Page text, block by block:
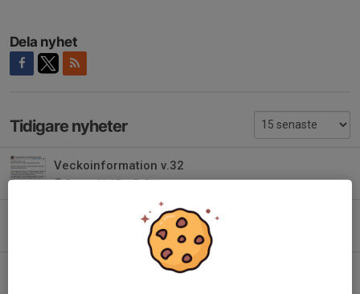
Dela nyhet
Tidigare nyheter
Veckoinformation v.32
2 aug, 11:17 0
0
Veckoinformation v 27-28